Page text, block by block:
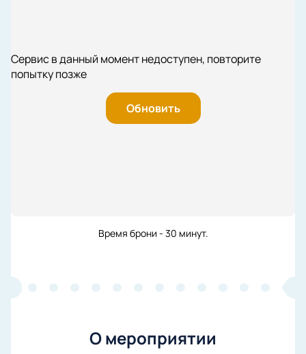
Сервис в данный момент недоступен, повторите
попытку позже
Обновить
Время брони - 30 минут.
О мероприятии